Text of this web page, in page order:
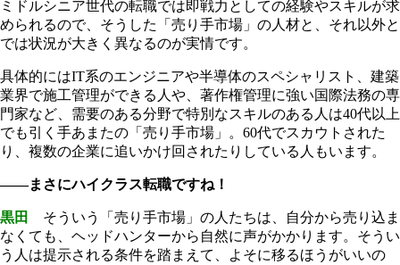
ミドルシニア世代の転職では即戦力としての経験やスキルが求
められるので、そうした「売り手市場」の人材と、それ以外と
では状況が大きく異なるのが実情です。
具体的にはIT系のエンジニアや半導体のスペシャリスト、建築
業界で施工管理ができる人や、著作権管理に強い国際法務の専
門家など、需要のある分野で特別なスキルのある人は40代以上
でも引く手あまたの「売り手市場」。60代でスカウトされた
り、複数の企業に追いかけ回されたりしている人もいます。
――まさにハイクラス転職ですね！
黒田
そういう「売り手市場」の人たちは、自分から売り込ま
なくても、ヘッドハンターから自然に声がかかります。そうい
う人は提示される条件を踏まえて、よそに移るほうがいいの